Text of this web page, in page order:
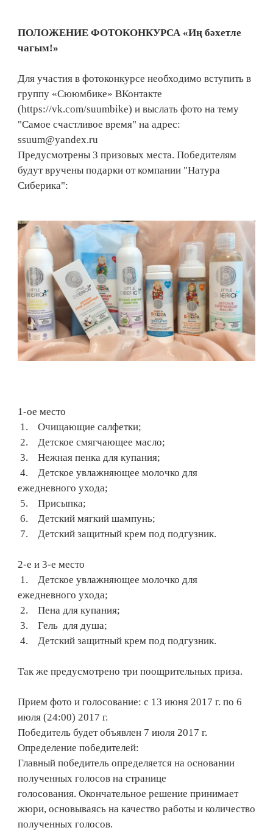
ПОЛОЖЕНИЕ ФОТОКОНКУРСА «Иң бәхетле
чагым!»
Для участия в фотоконкурсе необходимо вступить в
группу «Сююмбике» ВКонтакте
(https://vk.com/suumbike) и выслать фото на тему
"Самое счастливое время" на адрес:
ssuum@yandex.ru
Предусмотрены 3 призовых места. Победителям
будут вручены подарки от компании "Натура
Сиберика":
1-ое место
1. Очищающие салфетки;
2. Детское смягчающее масло;
3. Нежная пенка для купания;
4. Детское увлажняющее молочко для
ежедневного ухода;
5. Присыпка;
6. Детский мягкий шампунь;
7. Детский защитный крем под подгузник.
2-е и 3-е место
1. Детское увлажняющее молочко для
ежедневного ухода;
2. Пена для купания;
3. Гель для душа;
4. Детский защитный крем под подгузник.
Так же предусмотрено три поощрительных приза.
Прием фото и голосование: с 13 июня 2017 г. по 6
июля (24:00) 2017 г.
Победитель будет объявлен 7 июля 2017 г.
Определение победителей:
Главный победитель определяется на основании
полученных голосов на странице
голосования. Окончательное решение принимает
жюри, основываясь на качество работы и количество
полученных голосов.